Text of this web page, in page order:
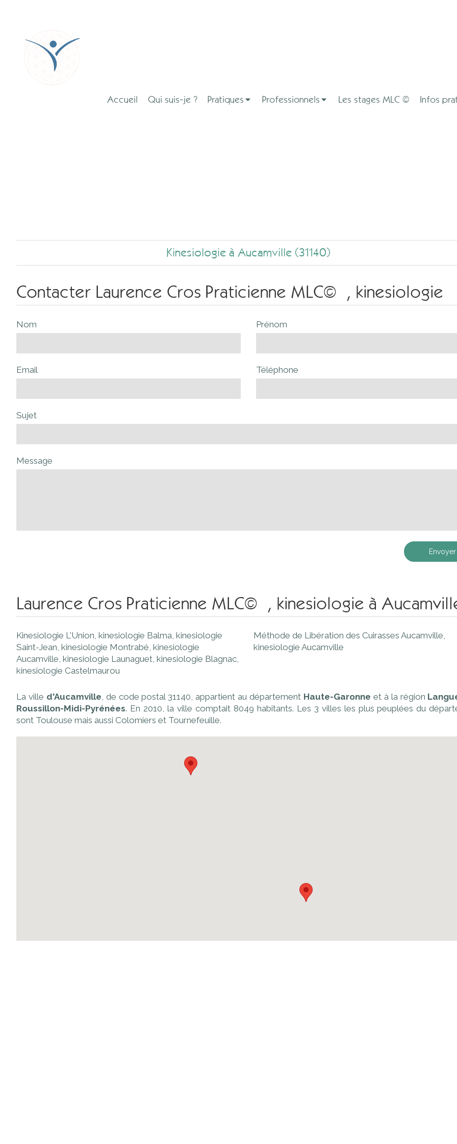
Accueil Qui suis-je ? Pratiques Professionnels Les stages MLC © Infos
Kinesiologie à Aucamville (31140)
Contacter Laurence Cros Praticienne MLC© , kinesiologie
Nom Prénom
Email Téléphone
Sujet
Message
Envoyer
Laurence Cros Praticienne MLC© , kinesiologie à
Kinesiologie L'Union, kinesiologie Balma, kinesiologie
Saint-Jean, kinesiologie Montrabé, kinesiologie
Aucamville, kinesiologie Launaguet, kinesiologie Blagnac,
kinesiologie Castelmaurou
Méthode de Libération des Cuirasses Aucamville,
kinesiologie Aucamville
La ville d'Aucamville, de code postal 31140, appartient au département Haute-Garonne et à la région
Roussillon-Midi-Pyrénées. En 2010, la ville comptait 8049 habitants. Les 3 villes les plus peuplées du
sont Toulouse mais aussi Colomiers et Tournefeuille.